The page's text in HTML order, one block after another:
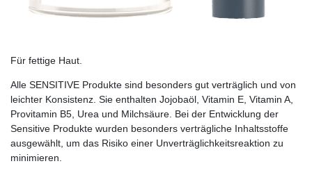
Für fettige Haut.
Alle SENSITIVE Produkte sind besonders gut verträglich und von
leichter Konsistenz. Sie enthalten Jojobaöl, Vitamin E, Vitamin A,
Provitamin B5, Urea und Milchsäure. Bei der Entwicklung der
Sensitive Pro­dukte wurden besonders verträgliche Inhaltsstoffe
ausgewählt, um das Risiko einer Unverträglichkeitsreaktion zu
minimieren.